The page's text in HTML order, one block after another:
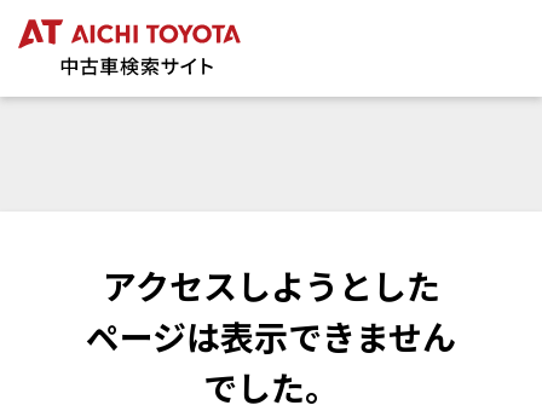
アクセスしようとした
ページは表示できません
でした。